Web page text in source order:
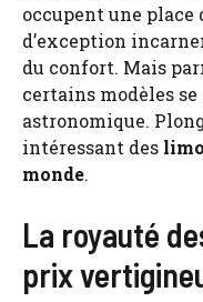
occupent une place
d’exception
du confort. Mais
certains modèles
astronomique.
intéressant des
monde.
La royauté
prix